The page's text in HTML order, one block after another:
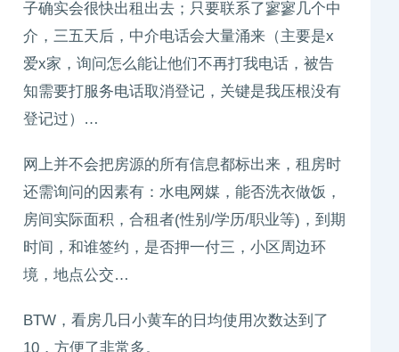
子确实会很快出租出去；只要联系了寥寥几个中
介，三五天后，中介电话会大量涌来（主要是x
爱x家，询问怎么能让他们不再打我电话，被告
知需要打服务电话取消登记，关键是我压根没有
登记过）…
网上并不会把房源的所有信息都标出来，租房时
还需询问的因素有：水电网媒，能否洗衣做饭，
房间实际面积，合租者(性别/学历/职业等)，到期
时间，和谁签约，是否押一付三，小区周边环
境，地点公交…
BTW，看房几日小黄车的日均使用次数达到了
10，方便了非常多。